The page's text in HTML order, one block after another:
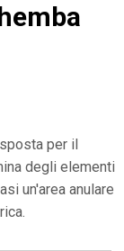
per il
degli elementi
un'area anulare